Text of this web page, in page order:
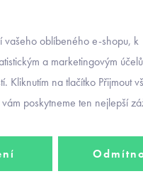
Objednávací
deka
se
397
vašeho oblíbeného e-shopu, k
a marketingovým
Kliknutím na tlačítko Přijmout
poskytneme ten nejlepší